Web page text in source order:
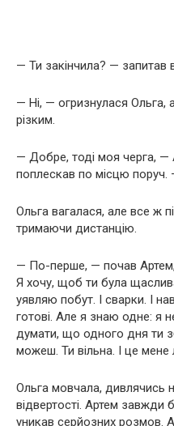
— Ти закінчила? — запитав
— Ні, — огризнулася Ольга,
різким.
— Добре, тоді моя черга, —
поплескав по місцю поруч.
Ольга вагалася, але все ж
тримаючи дистанцію.
— По-перше, — почав Артем,
Я хочу, щоб ти була
уявляю побут. І сварки. І
готові. Але я знаю одне: я
думати, що одного дня ти
можеш. Ти вільна. І це мене
Ольга мовчала, дивлячись
відвертості. Артем завжди
уникав серйозних розмов.